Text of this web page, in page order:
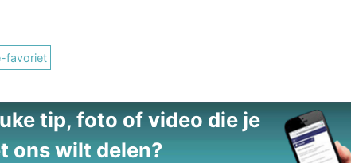
favoriet
tip, foto of video die je
ons wilt delen?